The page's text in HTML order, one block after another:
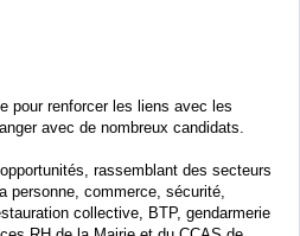
pour renforcer les liens avec les
avec de nombreux candidats.
rassemblant des secteurs
personne, commerce, sécurité,
collective, BTP, gendarmerie